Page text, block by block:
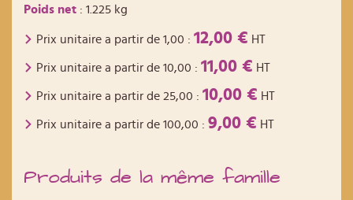
Poids net : 1.225 kg
Prix unitaire a partir de 1,00 : 12,00 € HT
Prix unitaire a partir de 10,00 : 11,00 € HT
Prix unitaire a partir de 25,00 : 10,00 € HT
Prix unitaire a partir de 100,00 : 9,00 € HT
Produits de la même famille